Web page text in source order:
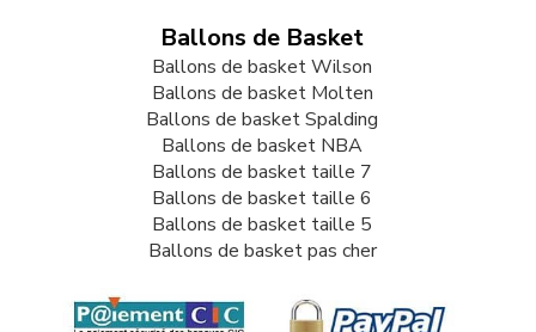
Ballons de Basket
Ballons de basket Wilson
Ballons de basket Molten
Ballons de basket Spalding
Ballons de basket NBA
Ballons de basket taille 7
Ballons de basket taille 6
Ballons de basket taille 5
Ballons de basket pas cher